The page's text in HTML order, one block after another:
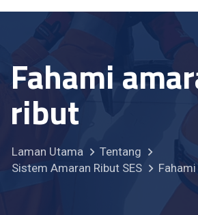
Fahami
ribut
Laman Utama
Tentang
Sistem Amaran Ribut SES